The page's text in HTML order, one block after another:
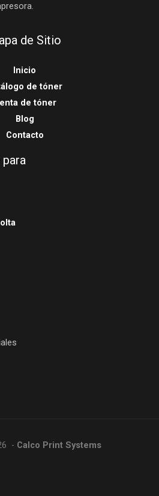
de Sitio
Inicio
de tóner
de tóner
Blog
Contacto
- Calco Print Systems